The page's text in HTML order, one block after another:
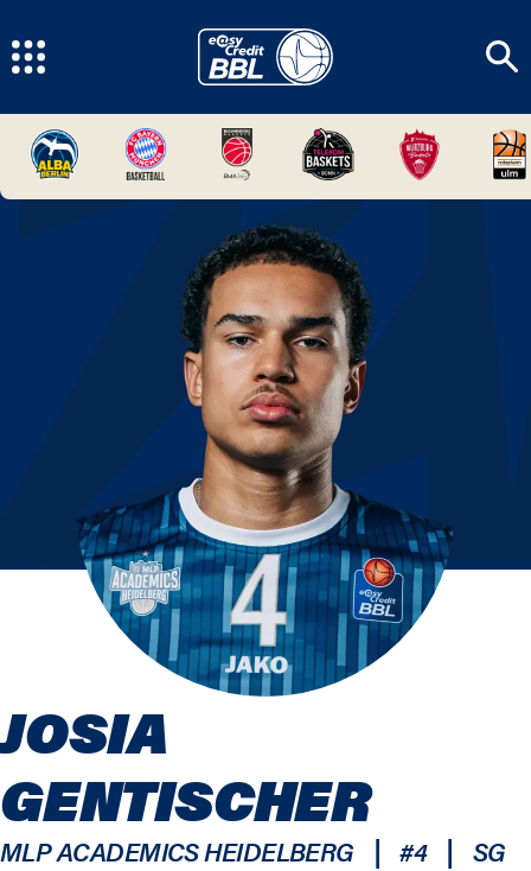
JOSIA
GENTISCHER
MLP ACADEMICS HEIDELBERG | #4 | SG